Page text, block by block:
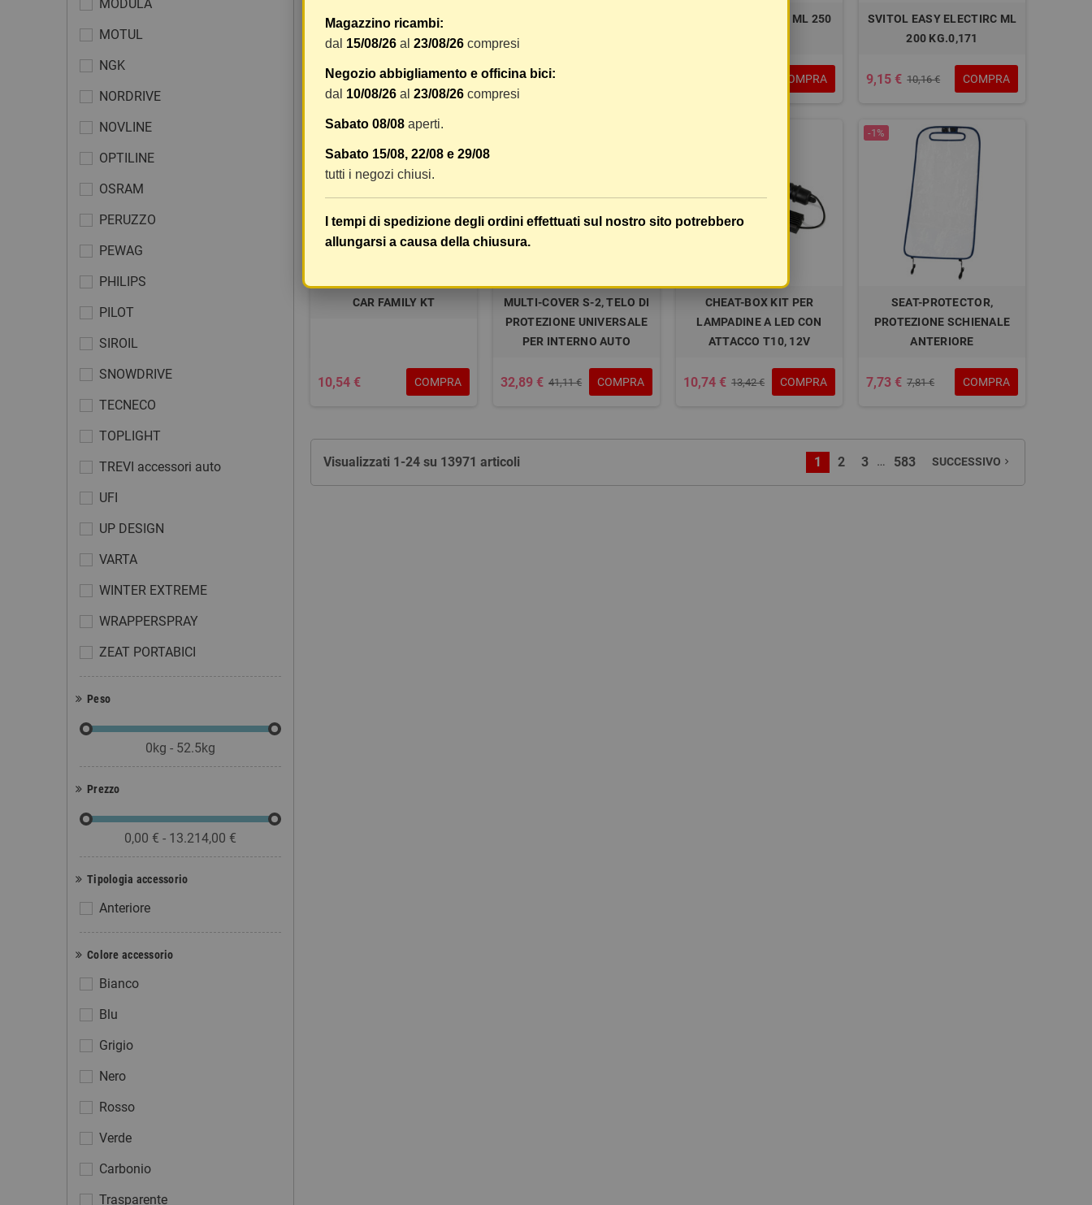
MODULA
MOTUL
NGK
NORDRIVE
NOVLINE
OPTILINE
OSRAM
PERUZZO
PEWAG
PHILIPS
PILOT
SIROIL
SNOWDRIVE
TECNECO
TOPLIGHT
TREVI accessori auto
UFI
UP DESIGN
VARTA
WINTER EXTREME
WRAPPERSPRAY
ZEAT PORTABICI
Peso
0kg - 52.5kg
Prezzo
0,00 € - 13.214,00 €
Tipologia accessorio
Anteriore
Colore accessorio
Bianco
Blu
Grigio
Nero
Rosso
Verde
Carbonio
Trasparente
SPAZZOLA TERGI
54,72 € 84,18 € COMPRA 59,14 € 98,45 €
DIESEL ANTI-GELO ML 250
COMPRA
SVITOL EASY ELECTIRC ML
200 KG.0,171
9,15 € 10,16 € COMPRA
CAR FAMILY KT
10,54 € COMPRA
MULTI-COVER S-2, TELO DI
PROTEZIONE UNIVERSALE
PER INTERNO AUTO
32,89 € 41,11 € COMPRA
CHEAT-BOX KIT PER
LAMPADINE A LED CON
ATTACCO T10, 12V
10,74 € 13,42 € COMPRA
-1%
SEAT-PROTECTOR,
PROTEZIONE SCHIENALE
ANTERIORE
7,73 € 7,81 € COMPRA
Visualizzati 1-24 su 13971 articoli 1 2 3 … 583 SUCCESSIVO navigate_next
Magazzino ricambi:
dal 15/08/26 al 23/08/26 compresi
Negozio abbigliamento e officina bici:
dal 10/08/26 al 23/08/26 compresi
Sabato 08/08 aperti.
Sabato 15/08, 22/08 e 29/08
tutti i negozi chiusi.
I tempi di spedizione degli ordini effettuati sul nostro sito potrebbero
allungarsi a causa della chiusura.